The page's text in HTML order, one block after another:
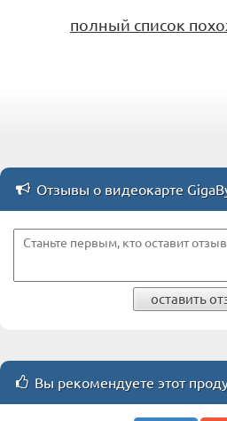
полный список
Отзывы о видеокарте
оставить
Вы рекомендуете этот